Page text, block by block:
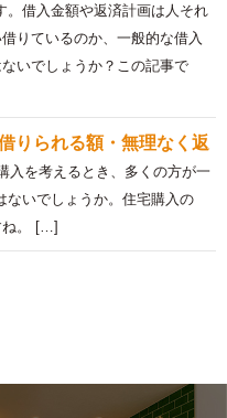
。借入金額や返済計画は人それ
りているのか、一般的な借入
いでしょうか？この記事で
りられる額・無理なく返
入を考えるとき、多くの方が一
ないでしょうか。住宅購入の
ね。 […]